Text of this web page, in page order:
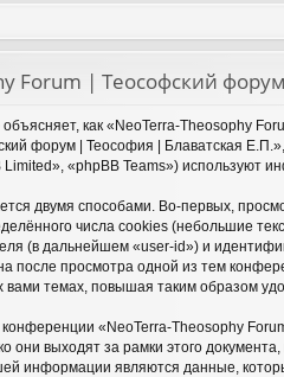
Forum | Теософский
как «NeoTerra-Theosophy
форум | Теософия | Блаватская
Limited», «phpBB Teams») используют
двумя способами. Во-первых,
числа cookies (небольшие
(в дальнейшем «user-id») и
после просмотра одной из тем
темах, повышая таким образом
«NeoTerra-Theosophy
они выходят за рамки этого
информации являются данные,